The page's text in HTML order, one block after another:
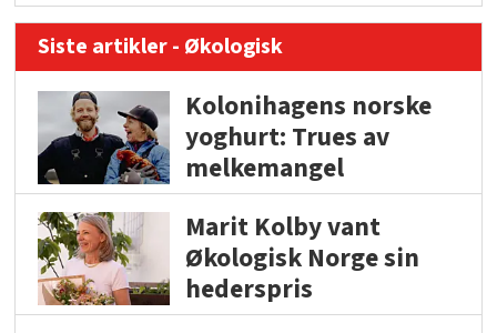
Siste artikler - Økologisk
Kolonihagens norske
yoghurt: Trues av
melkemangel
Marit Kolby vant
Økologisk Norge sin
hederspris